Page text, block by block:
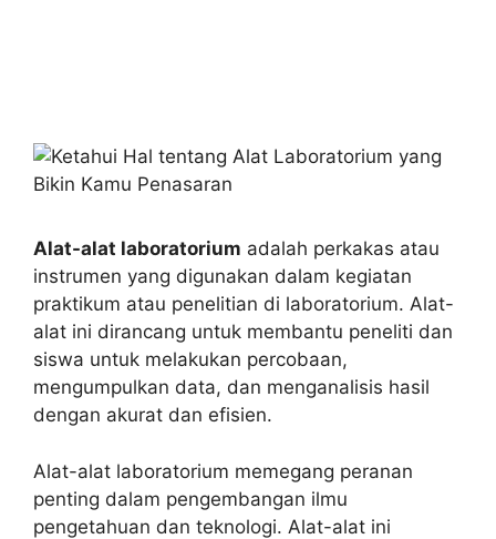
Alat-alat laboratorium adalah perkakas atau
instrumen yang digunakan dalam kegiatan
praktikum atau penelitian di laboratorium. Alat-
alat ini dirancang untuk membantu peneliti dan
siswa untuk melakukan percobaan,
mengumpulkan data, dan menganalisis hasil
dengan akurat dan efisien.
Alat-alat laboratorium memegang peranan
penting dalam pengembangan ilmu
pengetahuan dan teknologi. Alat-alat ini